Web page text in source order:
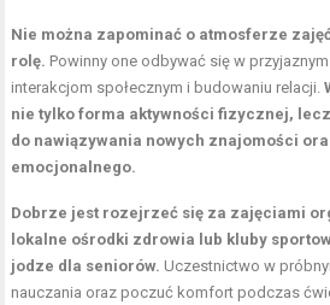
Nie można zapominać o atmosferze
rolę. Powinny one odbywać się w
interakcjom społecznym i budowaniu relacji.
nie tylkoforma aktywności fizycznej, lecz
do nawiązywania nowych znajomości
emocjonalnego.
Dobrze jest rozejrzeć się za zajęciami
lokalne ośrodki zdrowia lub kluby
jodze dla seniorów. Uczestnictwo w
nauczania oraz poczuć komfort podczas